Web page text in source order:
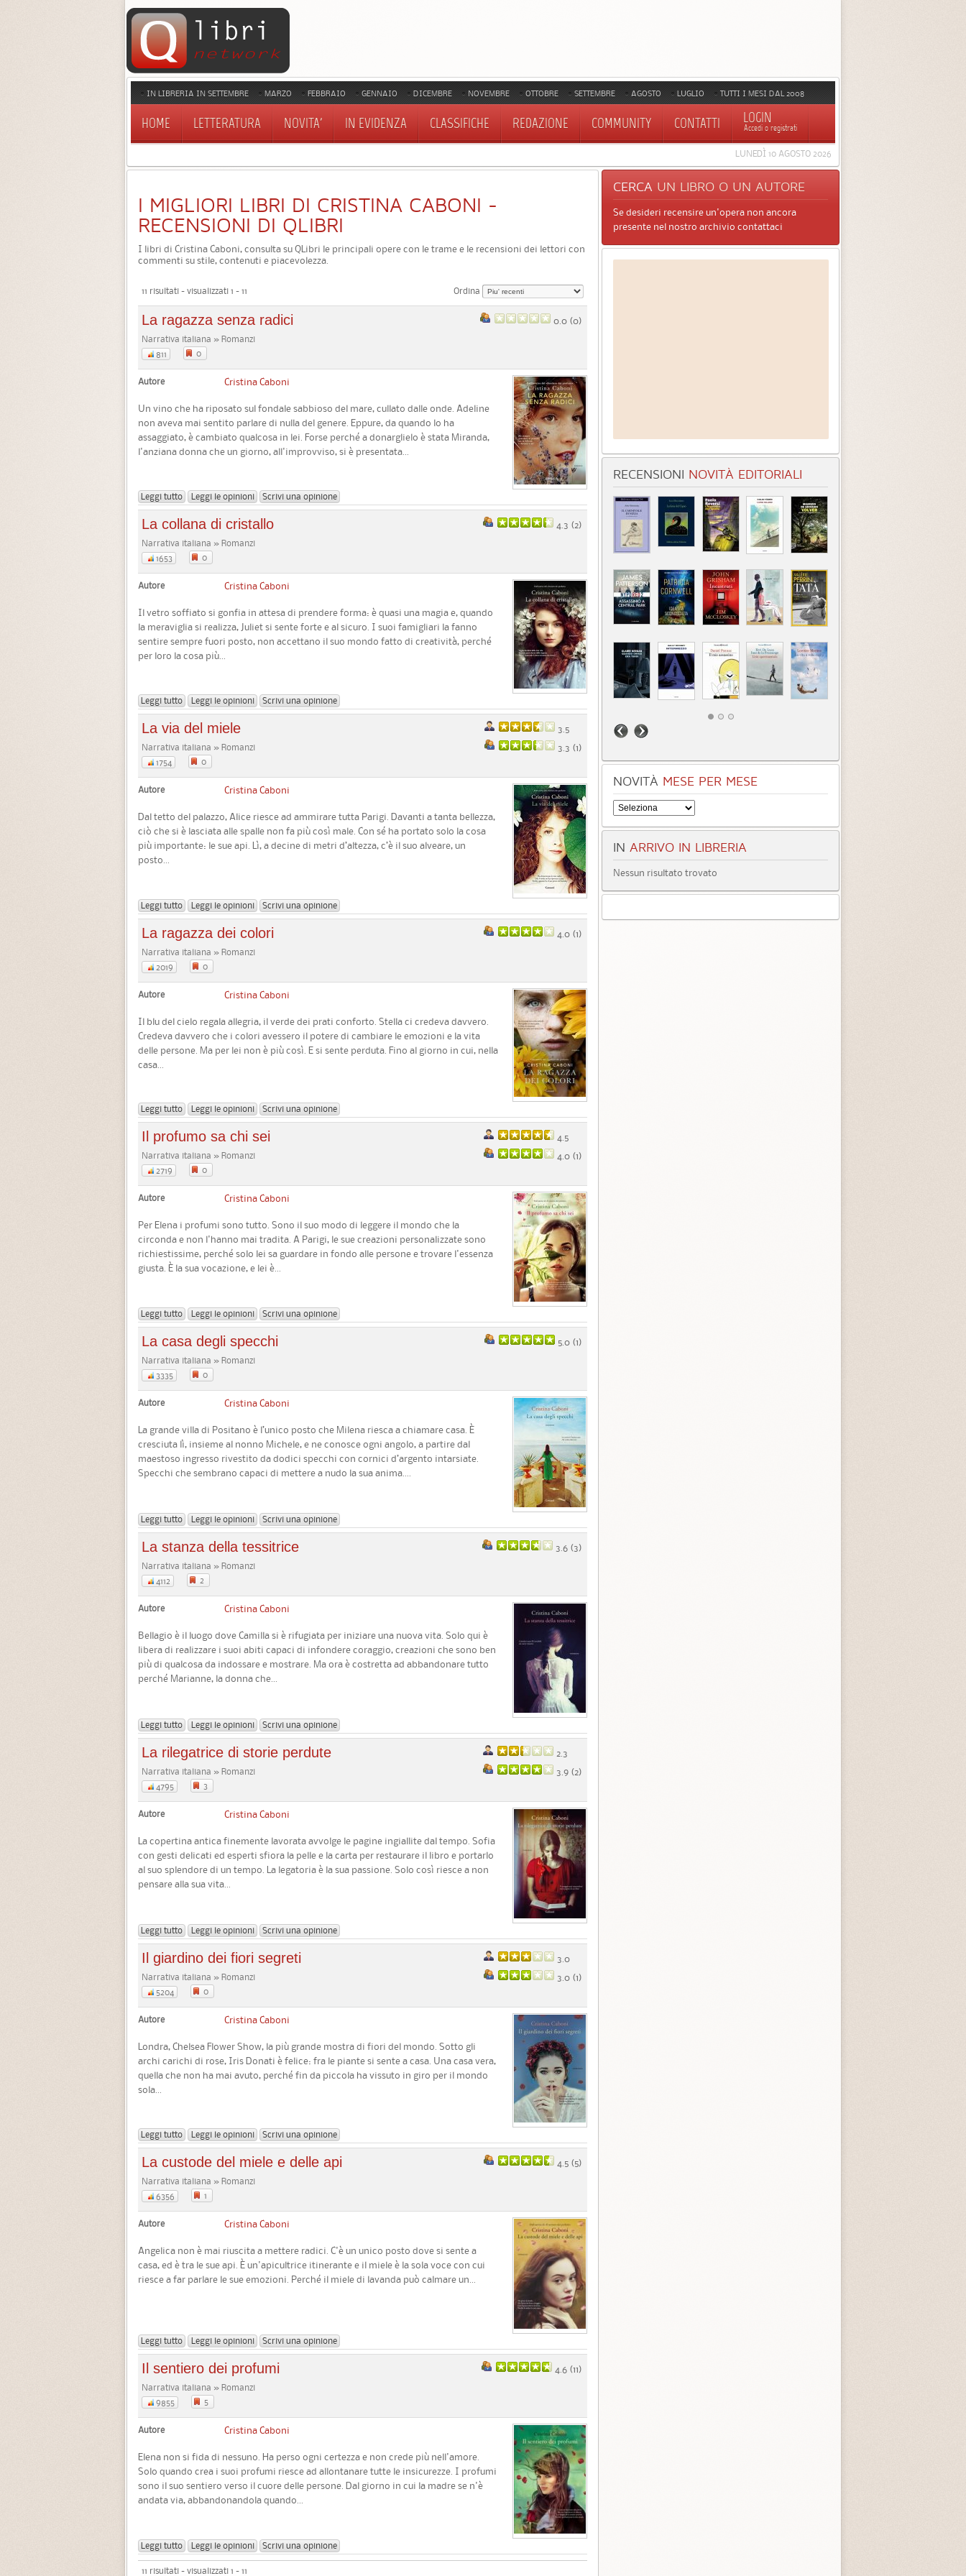
IN LIBRERIA IN SETTEMBRE MARZO FEBBRAIO GENNAIO DICEMBRE NOVEMBRE OTTOBRE SETTEMBRE AGOSTO LUGLIO TUTTI I MESI DAL 2008
HOME LETTERATURA NOVITA' IN EVIDENZA CLASSIFICHE REDAZIONE COMMUNITY CONTATTI LOGIN
Accedi o registrati
LUNEDÌ 10 AGOSTO 2026
I MIGLIORI LIBRI DI CRISTINA CABONI -
RECENSIONI DI QLIBRI
I libri di Cristina Caboni, consulta su QLibri le principali opere con le trame e le recensioni dei lettori con
commenti su stile, contenuti e piacevolezza.
11 risultati - visualizzati 1 - 11 Ordina
0.0 (0)
La ragazza senza radici
Narrativa italiana » Romanzi
811
0
Autore Cristina Caboni
Un vino che ha riposato sul fondale sabbioso del mare, cullato dalle onde. Adeline
non aveva mai sentito parlare di nulla del genere. Eppure, da quando lo ha
assaggiato, è cambiato qualcosa in lei. Forse perché a donarglielo è stata Miranda,
l'anziana donna che un giorno, all'improvviso, si è presentata...
Leggi tutto Leggi le opinioni Scrivi una opinione
4.3 (2)
La collana di cristallo
Narrativa italiana » Romanzi
1653
0
Autore Cristina Caboni
Il vetro soffiato si gonfia in attesa di prendere forma: è quasi una magia e, quando
la meraviglia si realizza, Juliet si sente forte e al sicuro. I suoi famigliari la fanno
sentire sempre fuori posto, non accettano il suo mondo fatto di creatività, perché
per loro la cosa più...
Leggi tutto Leggi le opinioni Scrivi una opinione
3.5
3.3 (1)
La via del miele
Narrativa italiana » Romanzi
1754
0
Autore Cristina Caboni
Dal tetto del palazzo, Alice riesce ad ammirare tutta Parigi. Davanti a tanta bellezza,
ciò che si è lasciata alle spalle non fa più così male. Con sé ha portato solo la cosa
più importante: le sue api. Lì, a decine di metri d’altezza, c’è il suo alveare, un
posto...
Leggi tutto Leggi le opinioni Scrivi una opinione
4.0 (1)
La ragazza dei colori
Narrativa italiana » Romanzi
2019
0
Autore Cristina Caboni
Il blu del cielo regala allegria, il verde dei prati conforto. Stella ci credeva davvero.
Credeva davvero che i colori avessero il potere di cambiare le emozioni e la vita
delle persone. Ma per lei non è più così. E si sente perduta. Fino al giorno in cui, nella
casa...
Leggi tutto Leggi le opinioni Scrivi una opinione
4.5
4.0 (1)
Il profumo sa chi sei
Narrativa italiana » Romanzi
2719
0
Autore Cristina Caboni
Per Elena i profumi sono tutto. Sono il suo modo di leggere il mondo che la
circonda e non l'hanno mai tradita. A Parigi, le sue creazioni personalizzate sono
richiestissime, perché solo lei sa guardare in fondo alle persone e trovare l'essenza
giusta. È la sua vocazione, e lei è...
Leggi tutto Leggi le opinioni Scrivi una opinione
5.0 (1)
La casa degli specchi
Narrativa italiana » Romanzi
3335
0
Autore Cristina Caboni
La grande villa di Positano è l’unico posto che Milena riesca a chiamare casa. È
cresciuta lì, insieme al nonno Michele, e ne conosce ogni angolo, a partire dal
maestoso ingresso rivestito da dodici specchi con cornici d’argento intarsiate.
Specchi che sembrano capaci di mettere a nudo la sua anima....
Leggi tutto Leggi le opinioni Scrivi una opinione
3.6 (3)
La stanza della tessitrice
Narrativa italiana » Romanzi
4112
2
Autore Cristina Caboni
Bellagio è il luogo dove Camilla si è rifugiata per iniziare una nuova vita. Solo qui è
libera di realizzare i suoi abiti capaci di infondere coraggio, creazioni che sono ben
più di qualcosa da indossare e mostrare. Ma ora è costretta ad abbandonare tutto
perché Marianne, la donna che...
Leggi tutto Leggi le opinioni Scrivi una opinione
2.3
3.9 (2)
La rilegatrice di storie perdute
Narrativa italiana » Romanzi
4795
3
Autore Cristina Caboni
La copertina antica finemente lavorata avvolge le pagine ingiallite dal tempo. Sofia
con gesti delicati ed esperti sfiora la pelle e la carta per restaurare il libro e portarlo
al suo splendore di un tempo. La legatoria è la sua passione. Solo così riesce a non
pensare alla sua vita...
Leggi tutto Leggi le opinioni Scrivi una opinione
3.0
3.0 (1)
Il giardino dei fiori segreti
Narrativa italiana » Romanzi
5204
0
Autore Cristina Caboni
Londra, Chelsea Flower Show, la più grande mostra di fiori del mondo. Sotto gli
archi carichi di rose, Iris Donati è felice: fra le piante si sente a casa. Una casa vera,
quella che non ha mai avuto, perché fin da piccola ha vissuto in giro per il mondo
sola...
Leggi tutto Leggi le opinioni Scrivi una opinione
4.5 (5)
La custode del miele e delle api
Narrativa italiana » Romanzi
6356
1
Autore Cristina Caboni
Angelica non è mai riuscita a mettere radici. C'è un unico posto dove si sente a
casa, ed è tra le sue api. È un'apicultrice itinerante e il miele è la sola voce con cui
riesce a far parlare le sue emozioni. Perché il miele di lavanda può calmare un...
Leggi tutto Leggi le opinioni Scrivi una opinione
4.6 (11)
Il sentiero dei profumi
Narrativa italiana » Romanzi
9855
5
Autore Cristina Caboni
Elena non si fida di nessuno. Ha perso ogni certezza e non crede più nell'amore.
Solo quando crea i suoi profumi riesce ad allontanare tutte le insicurezze. I profumi
sono il suo sentiero verso il cuore delle persone. Dal giorno in cui la madre se n'è
andata via, abbandonandola quando...
Leggi tutto Leggi le opinioni Scrivi una opinione
11 risultati - visualizzati 1 - 11
CERCA UN LIBRO O UN AUTORE
Se desideri recensire un'opera non ancora
presente nel nostro archivio contattaci
RECENSIONI NOVITÀ EDITORIALI
NOVITÀ MESE PER MESE
IN ARRIVO IN LIBRERIA
Nessun risultato trovato